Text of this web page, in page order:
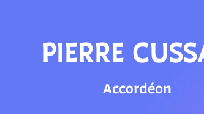
PIERRE
Accordéon
PROGRAMMATION